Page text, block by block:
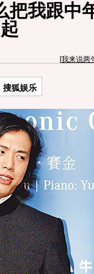
把我跟中
起
[我来说两
搜狐娱乐